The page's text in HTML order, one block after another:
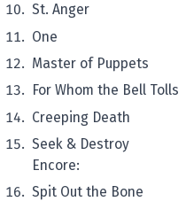
St. Anger
One
Master of Puppets
For Whom the Bell Tolls
Creeping Death
Seek & Destroy
Encore:
Spit Out the Bone